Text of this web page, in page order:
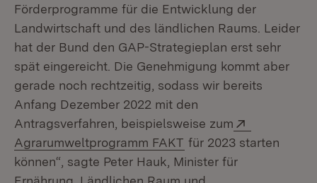
Förderprogramme für die Entwicklung der
Landwirtschaft und des ländlichen Raums. Leider
hat der Bund den GAP-Strategieplan erst sehr
spät eingereicht. Die Genehmigung kommt aber
gerade noch rechtzeitig, sodass wir bereits
Anfang Dezember 2022 mit den
Antragsverfahren, beispielsweise zum
Agrarumweltprogramm FAKT (Öffnet in neuem
für 2023 starten
können“, sagte Peter Hauk, Minister für